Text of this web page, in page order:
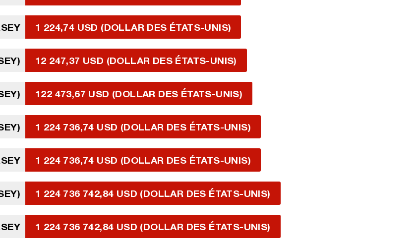
1 224,74 USD (DOLLAR DES ÉTATS-UNIS)
12 247,37 USD (DOLLAR DES ÉTATS-UNIS)
122 473,67 USD (DOLLAR DES ÉTATS-UNIS)
1 224 736,74 USD (DOLLAR DES ÉTATS-UNIS)
1 224 736,74 USD (DOLLAR DES ÉTATS-UNIS)
1 224 736 742,84 USD (DOLLAR DES ÉTATS-UNIS)
1 224 736 742,84 USD (DOLLAR DES ÉTATS-UNIS)